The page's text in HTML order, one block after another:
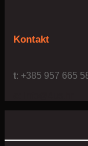
Kontakt
t: +385 957 665